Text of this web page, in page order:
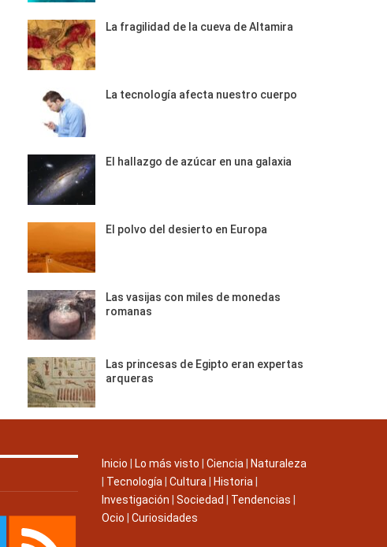
La fragilidad de la cueva de Altamira
La tecnología afecta nuestro cuerpo
El hallazgo de azúcar en una galaxia
El polvo del desierto en Europa
Las vasijas con miles de monedas
romanas
Las princesas de Egipto eran expertas
arqueras
Inicio Lo más visto Ciencia
Naturaleza
Tecnología Cultura Historia
Investigación
Sociedad Tendencias
Ocio
Curiosidades